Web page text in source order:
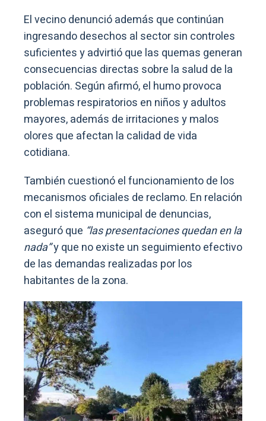
El vecino denunció además que continúan
ingresando desechos al sector sin controles
suficientes y advirtió que las quemas generan
consecuencias directas sobre la salud de la
población. Según afirmó, el humo provoca
problemas respiratorios en niños y adultos
mayores, además de irritaciones y malos
olores que afectan la calidad de vida
cotidiana.
También cuestionó el funcionamiento de los
mecanismos oficiales de reclamo. En relación
con el sistema municipal de denuncias,
aseguró que “las presentaciones quedan en la
nada”y que no existe un seguimiento efectivo
de las demandas realizadas por los
habitantes de la zona.